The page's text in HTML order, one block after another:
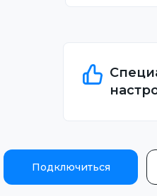
Подключиться